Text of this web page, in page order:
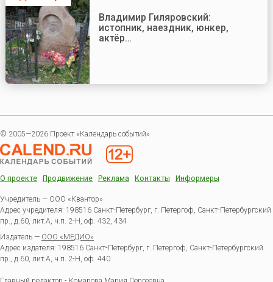
Владимир Гиляровский:
истопник, наездник, юнкер,
актёр…
© 2005—2026 Проект «Календарь событий»
О проекте Продвижение Реклама Контакты Информеры
Учредитель — ООО «Квантор»
Адрес учредителя: 198516 Санкт-Петербург, г. Петергоф, Санкт-Петербургский
пр., д.60, лит.А, ч.п. 2-Н, оф. 432, 434
Издатель — ООО «МЕДИО»
Адрес издателя: 198516 Санкт-Петербург, г. Петергоф, Санкт-Петербургский
пр., д.60, лит.А, ч.п. 2-Н, оф. 440